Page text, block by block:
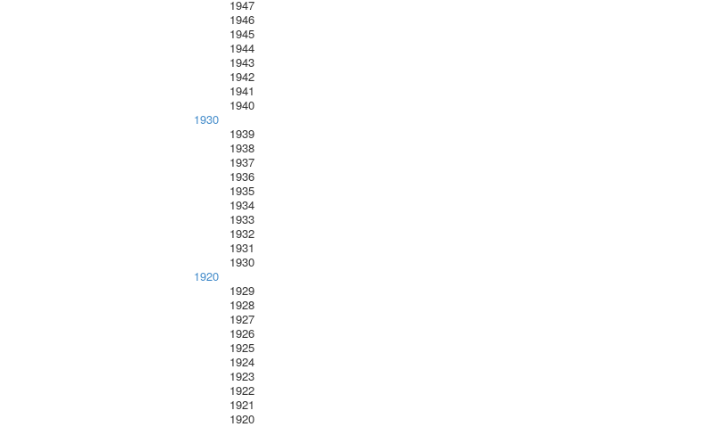
1947
1946
1945
1944
1943
1942
1941
1940
1930
1939
1938
1937
1936
1935
1934
1933
1932
1931
1930
1920
1929
1928
1927
1926
1925
1924
1923
1922
1921
1920